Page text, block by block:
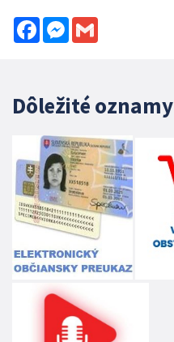
FacebookMessenger
Dôležité oznamy